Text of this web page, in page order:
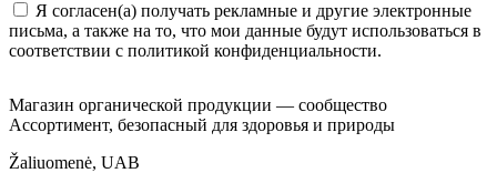
Я согласен(а) получать рекламные и другие электронные
письма, а также на то, что мои данные будут использоваться в
соответствии с политикой конфиденциальности.
Магазин органической продукции — сообщество
Ассортимент, безопасный для здоровья и природы
Žaliuomenė, UAB